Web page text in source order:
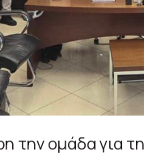
την ομάδα για